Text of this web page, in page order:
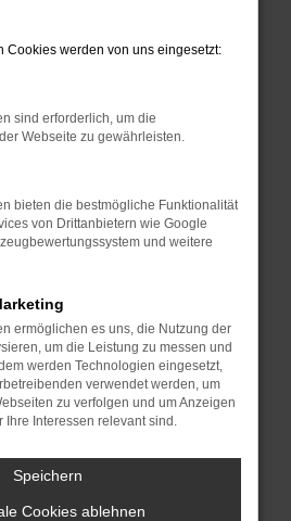
Firewall und deine
bestimmter Seiten
die Seite in einem
oder in einem privaten
helfen,
Probleme zu beheben.
dein Browser und dein
auf dem neuesten Stand
birgt nicht nur ein
sondern kann auch dazu
Funktionen nicht
Cookies werden von uns eingesetzt:
sind erforderlich, um die
Webseite zu gewährleisten.
bieten die bestmögliche Funktionalität
von Drittanbietern wie Google
und weitere
ermöglichen es uns, die Nutzung der
um die Leistung zu messen und
werden Technologien eingesetzt,
verwendet werden, um
zu verfolgen und um Anzeigen
Ihre Interessen relevant sind.
Speichern
Cookies ablehnen